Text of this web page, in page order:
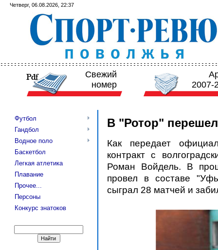
Четверг, 06.08.2026, 22:37
Свежий
номер
2007-
Футбол
Гандбол
Водное поло
Баскетбол
Легкая атлетика
Плавание
Прочее...
Персоны
Конкурс знатоков
В "Ротор"
Как передает
контракт с
Роман Войдель. В
провел в составе
сыграл 28 матчей и